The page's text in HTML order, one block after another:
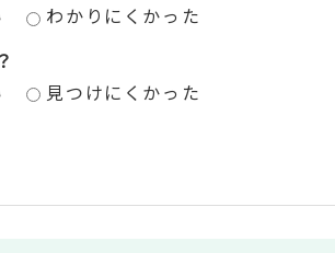
わかりにくかった
見つけにくかった